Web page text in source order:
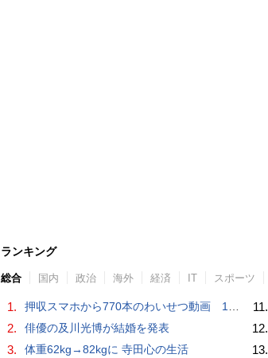
ランキング
総合 国内 政治 海外 経済 IT スポーツ
1. 押収スマホから770本のわいせつ動画 15歳少女に酒と薬飲ませ性的暴行か 54歳男を再逮捕 「薬もありますよ」とSNSで誘い出し
2. 俳優の及川光博が結婚を発表
3. 体重62kg→82kgに 寺田心の生活
11.
12.
13.